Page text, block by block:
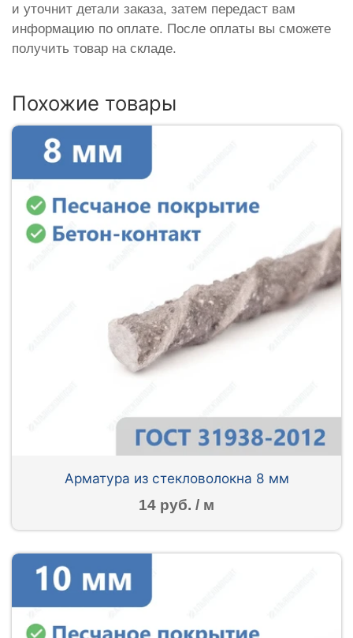
и уточнит детали заказа, затем передаст вам
информацию по оплате. После оплаты вы сможете
получить товар на складе.
Похожие товары
Арматура из стекловолокна 8 мм
14 руб. / м